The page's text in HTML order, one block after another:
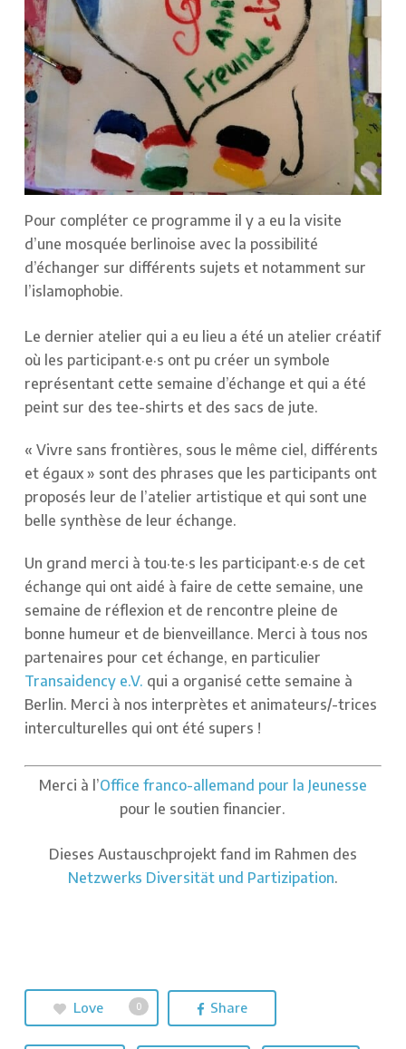
Pour compléter ce programme il y a eu la visite
d’une mosquée berlinoise avec la possibilité
d’échanger sur différents sujets et notamment sur
l’islamophobie.
Le dernier atelier qui a eu lieu a été un atelier créatif
où les participant·e·s ont pu créer un symbole
représentant cette semaine d’échange et qui a été
peint sur des tee-shirts et des sacs de jute.
« Vivre sans frontières, sous le même ciel, différents
et égaux » sont des phrases que les participants ont
proposés leur de l’atelier artistique et qui sont une
belle synthèse de leur échange.
Un grand merci à tou·te·s les participant·e·s de cet
échange qui ont aidé à faire de cette semaine, une
semaine de réflexion et de rencontre pleine de
bonne humeur et de bienveillance. Merci à tous nos
partenaires pour cet échange, en particulier
Transaidency e.V. qui a organisé cette semaine à
Berlin. Merci à nos interprètes et animateurs/-trices
interculturelles qui ont été supers !
Merci à l’Office franco-allemand pour la Jeunesse
pour le soutien financier.
Dieses Austauschprojekt fand im Rahmen des
Netzwerks Diversität und Partizipation.
Love 0 Share